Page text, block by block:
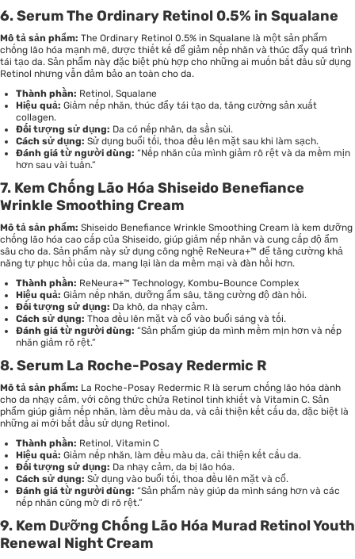
6. Serum The Ordinary Retinol 0.5% in Squalane
Mô tả sản phẩm: The Ordinary Retinol 0.5% in Squalane là một sản phẩm
chống lão hóa mạnh mẽ, được thiết kế để giảm nếp nhăn và thúc đẩy quá trình
tái tạo da. Sản phẩm này đặc biệt phù hợp cho những ai muốn bắt đầu sử dụng
Retinol nhưng vẫn đảm bảo an toàn cho da.
Thành phần: Retinol, Squalane
Hiệu quả: Giảm nếp nhăn, thúc đẩy tái tạo da, tăng cường sản xuất
collagen.
Đối tượng sử dụng: Da có nếp nhăn, da sần sùi.
Cách sử dụng: Sử dụng buổi tối, thoa đều lên mặt sau khi làm sạch.
Đánh giá từ người dùng: “Nếp nhăn của mình giảm rõ rệt và da mềm mịn
hơn sau vài tuần.”
7. Kem Chống Lão Hóa Shiseido Benefiance
Wrinkle Smoothing Cream
Mô tả sản phẩm: Shiseido Benefiance Wrinkle Smoothing Cream là kem dưỡng
chống lão hóa cao cấp của Shiseido, giúp giảm nếp nhăn và cung cấp độ ẩm
sâu cho da. Sản phẩm này sử dụng công nghệ ReNeura+™ để tăng cường khả
năng tự phục hồi của da, mang lại làn da mềm mại và đàn hồi hơn.
Thành phần: ReNeura+™ Technology, Kombu-Bounce Complex
Hiệu quả: Giảm nếp nhăn, dưỡng ẩm sâu, tăng cường độ đàn hồi.
Đối tượng sử dụng: Da khô, da nhạy cảm.
Cách sử dụng: Thoa đều lên mặt và cổ vào buổi sáng và tối.
Đánh giá từ người dùng: “Sản phẩm giúp da mình mềm mịn hơn và nếp
nhăn giảm rõ rệt.”
8. Serum La Roche-Posay Redermic R
Mô tả sản phẩm: La Roche-Posay Redermic R là serum chống lão hóa dành
cho da nhạy cảm, với công thức chứa Retinol tinh khiết và Vitamin C. Sản
phẩm giúp giảm nếp nhăn, làm đều màu da, và cải thiện kết cấu da, đặc biệt là
những ai mới bắt đầu sử dụng Retinol.
Thành phần: Retinol, Vitamin C
Hiệu quả: Giảm nếp nhăn, làm đều màu da, cải thiện kết cấu da.
Đối tượng sử dụng: Da nhạy cảm, da bị lão hóa.
Cách sử dụng: Sử dụng vào buổi tối, thoa đều lên mặt và cổ.
Đánh giá từ người dùng: “Sản phẩm này giúp da mình sáng hơn và các
nếp nhăn cũng mờ đi rõ rệt.”
9. Kem Dưỡng Chống Lão Hóa Murad Retinol Youth
Renewal Night Cream